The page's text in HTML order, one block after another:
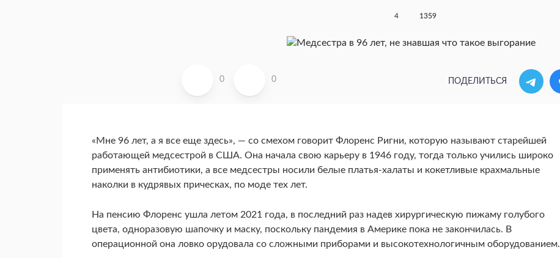
4 1359
0 0 ПОДЕЛИТЬСЯ
«Мне 96 лет, а я все еще здесь», — со смехом говорит Флоренс Ригни, которую называют старейшей
работающей медсестрой в США. Она начала свою карьеру в 1946 году, тогда только учились широко
применять антибиотики, а все медсестры носили белые платья-халаты и кокетливые крахмальные
наколки в кудрявых прическах, по моде тех лет.
На пенсию Флоренс ушла летом 2021 года, в последний раз надев хирургическую пижаму голубого
цвета, одноразовую шапочку и маску, поскольку пандемия в Америке пока не закончилась. В
операционной она ловко орудовала со сложными приборами и высокотехнологичным оборудованием.